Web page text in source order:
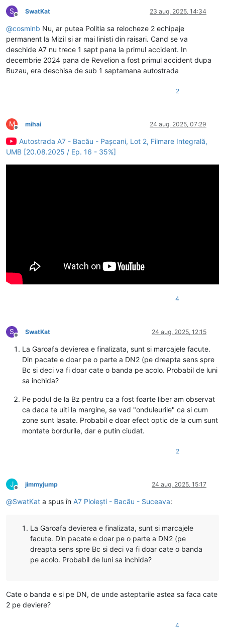
S
Deconectat
SwatKat 23 aug. 2025, 14:34
@cosminb Nu, ar putea Politia sa relocheze 2 echipaje
permanent la Mizil si ar mai linisti din raisari. Cand se va
deschide A7 nu trece 1 sapt pana la primul accident. In
decembrie 2024 pana de Revelion a fost primul accident dupa
Buzau, era deschisa de sub 1 saptamana autostrada
2
M
Deconectat
mihai 24 aug. 2025, 07:29
Autostrada A7 - Bacău - Pașcani, Lot 2, Filmare Integrală,
UMB [20.08.2025 / Ep. 16 - 35%]
4
S
Deconectat
SwatKat 24 aug. 2025, 12:15
La Garoafa devierea e finalizata, sunt si marcajele facute.
Din pacate e doar pe o parte a DN2 (pe dreapta sens spre
Bc si deci va fi doar cate o banda pe acolo. Probabil de luni
sa inchida?
Pe podul de la Bz pentru ca a fost foarte liber am observat
ca daca te uiti la margine, se vad "onduleurile" ca si cum
zone sunt lasate. Probabil e doar efect optic de la cum sunt
montate bordurile, dar e putin ciudat.
2
J
Deconectat
jimmyjump 24 aug. 2025, 15:17
@SwatKat a spus în A7 Ploiești - Bacău - Suceava:
La Garoafa devierea e finalizata, sunt si marcajele
facute. Din pacate e doar pe o parte a DN2 (pe
dreapta sens spre Bc si deci va fi doar cate o banda
pe acolo. Probabil de luni sa inchida?
Cate o banda e si pe DN, de unde asteptarile astea sa faca cate
2 pe deviere?
4